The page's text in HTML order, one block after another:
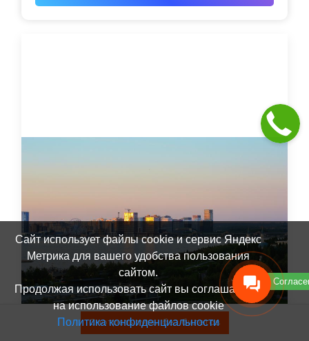
Смотреть туры без билетов
Сайт использует файлы cookie и сервис Яндекс
Метрика для вашего удобства пользования
сайтом.
Продолжая использовать сайт вы соглашаетесь
на использование файлов cookie
Политика конфиденциальности